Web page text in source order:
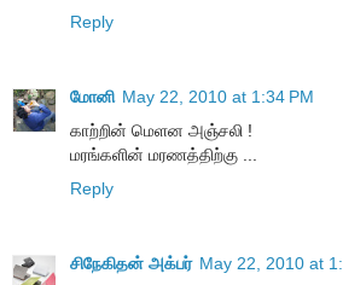
Reply
மோனி May 22, 2010 at 1:34 PM
காற்றின் மெளன அஞ்சலி !
மரங்களின் மரணத்திற்கு ...
Reply
சிநேகிதன் அக்பர் May 22, 2010 at